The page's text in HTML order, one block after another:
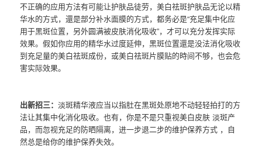
不正确的应用方法有可能让护肤品徒劳，美白祛斑护肤品无论以精
华水的方式，還是部分补水面膜的方式，都务必是“充足集中化应
用于黑斑位置，另外圆满被皮肤消化吸收”，才可以充分发挥实际
效果。假如你应用的精华水过度延伸，黑斑位置還是没法消化吸收
到充足量的美白祛斑成份，或美白祛斑片膜贴的時间不够，也会危
害实际效果。
出新招三：淡斑精华液应当以指肚在黑斑处原地不动轻轻拍打的方
法让其集中化消化吸收。也有，你是不是只重视美白皮肤 淡斑产
品，而忽视充足的防晒隔离，进一步退二步的维护保养方式 ，自
然总是给你的维护保养失效。